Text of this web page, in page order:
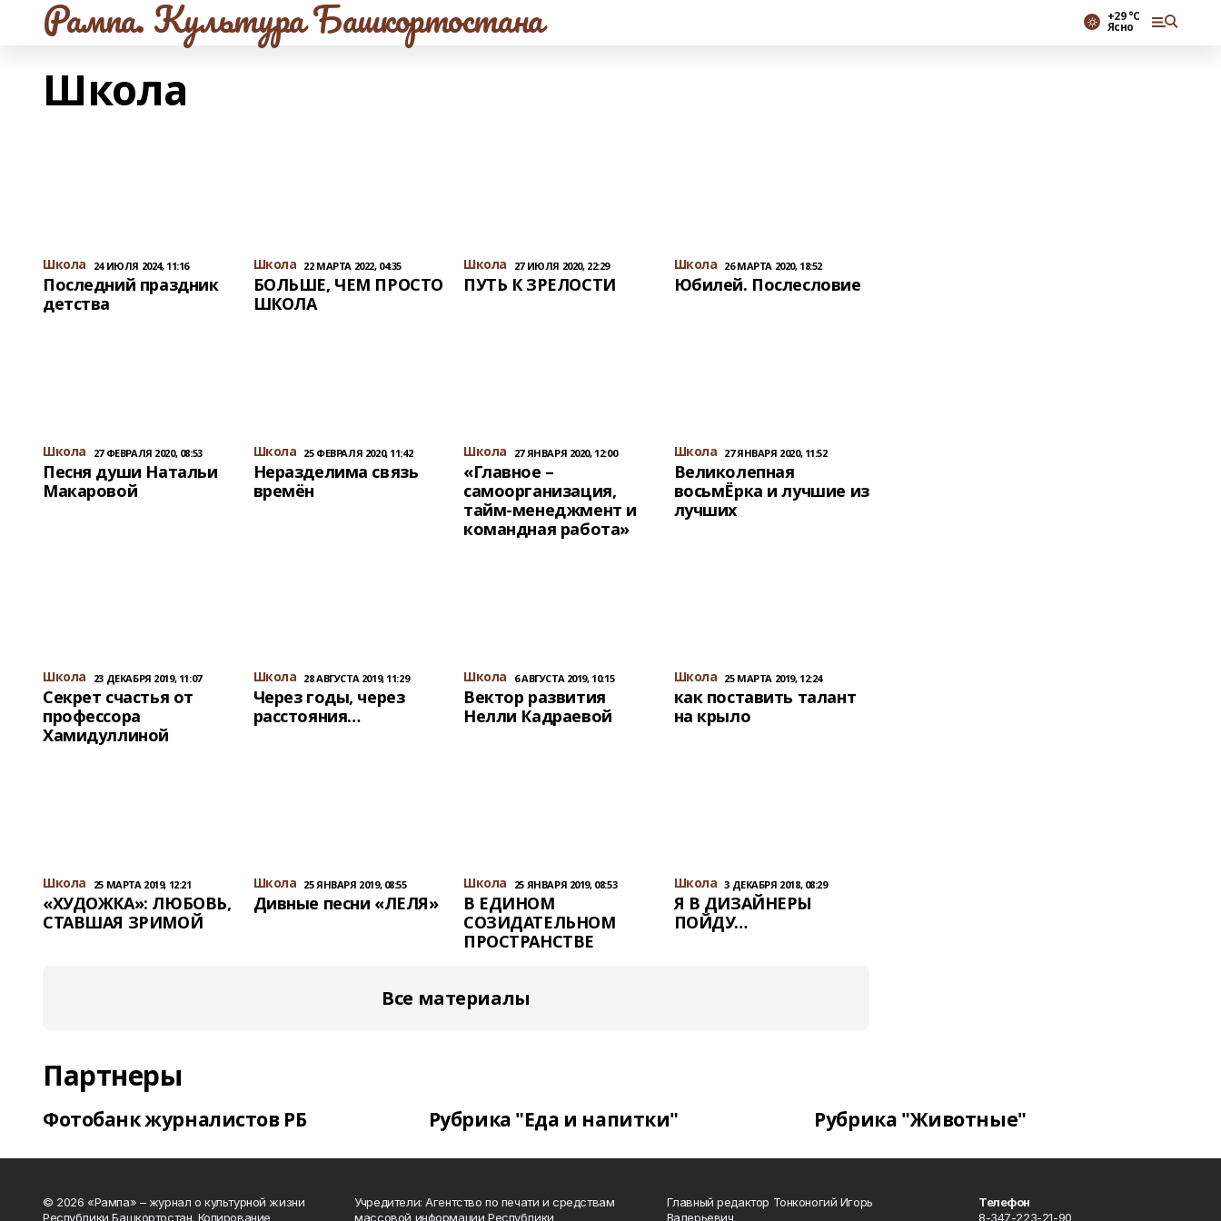
Рампа. Культура Башкортостана +29 °С
Ясно
Школа
Школа 24 ИЮЛЯ 2024, 11:16
Последний праздник
детства
Школа 22 МАРТА 2022, 04:35
БОЛЬШЕ, ЧЕМ ПРОСТО
ШКОЛА
Школа 27 ИЮЛЯ 2020, 22:29
ПУТЬ К ЗРЕЛОСТИ
Школа 26 МАРТА 2020, 18:52
Юбилей. Послесловие
Школа 27 ФЕВРАЛЯ 2020, 08:53
Песня души Натальи
Макаровой
Школа 25 ФЕВРАЛЯ 2020, 11:42
Неразделима связь
времён
Школа 27 ЯНВАРЯ 2020, 12:00
«Главное –
самоорганизация,
тайм-менеджмент и
командная работа»
Школа 27 ЯНВАРЯ 2020, 11:52
Великолепная
восьмЁрка и лучшие из
лучших
Школа 23 ДЕКАБРЯ 2019, 11:07
Секрет счастья от
профессора
Хамидуллиной
Школа 28 АВГУСТА 2019, 11:29
Через годы, через
расстояния…
Школа 6 АВГУСТА 2019, 10:15
Вектор развития
Нелли Кадраевой
Школа 25 МАРТА 2019, 12:24
как поставить талант
на крыло
Школа 25 МАРТА 2019, 12:21
«ХУДОЖКА»: ЛЮБОВЬ,
СТАВШАЯ ЗРИМОЙ
Школа 25 ЯНВАРЯ 2019, 08:55
Дивные песни «ЛЕЛЯ»
Школа 25 ЯНВАРЯ 2019, 08:53
В ЕДИНОМ
СОЗИДАТЕЛЬНОМ
ПРОСТРАНСТВЕ
Школа 3 ДЕКАБРЯ 2018, 08:29
Я В ДИЗАЙНЕРЫ
ПОЙДУ…
Все материалы
Партнеры
Фотобанк журналистов РБ Рубрика "Еда и напитки" Рубрика "Животные"
© 2026 «Рампа» – журнал о культурной жизни
Республики Башкортостан. Копирование
Учредители: Агентство по печати и средствам
массовой информации Республики
Главный редактор Тонконогий Игорь
Валерьевич
Телефон
8-347-223-21-90